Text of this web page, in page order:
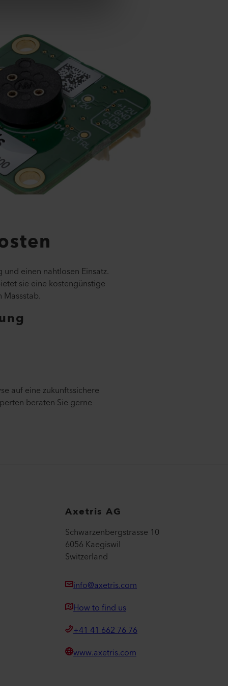
einen nahtlosen Einsatz.
sie eine kostengünstige
auf eine zukunftssichere
beraten Sie gerne
Axetris AG
Schwarzenbergstrasse 10
6056 Kaegiswil
Switzerland
info@axetris.com
How to find us
+41 41 662 76 76
www.axetris.com